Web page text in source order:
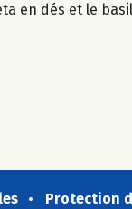
en dés et le
Protection